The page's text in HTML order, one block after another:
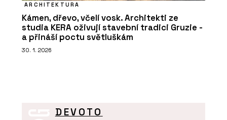
ARCHITEKTURA
Kámen, dřevo, včelí vosk. Architekti ze
studia KERA oživují stavební tradici Gruzie -
a přináší poctu světluškám
30. 1. 2026
DEVOTO